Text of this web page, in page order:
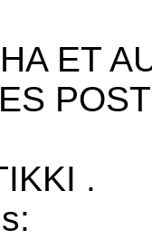
ET
.